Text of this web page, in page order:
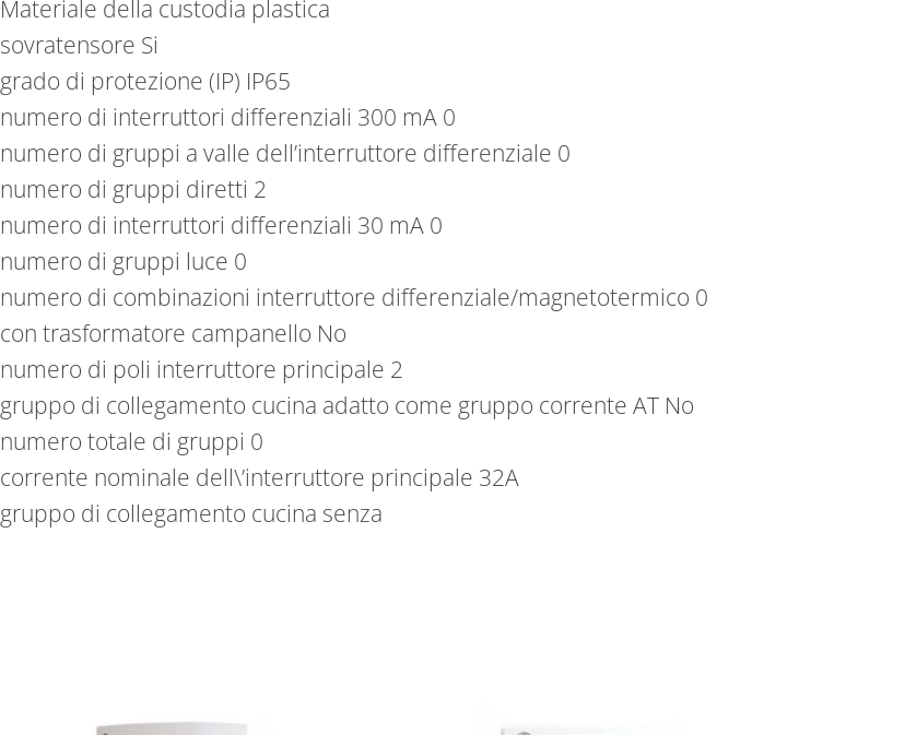
Materiale della custodia plastica
sovratensore Si
grado di protezione (IP) IP65
numero di interruttori differenziali 300 mA 0
numero di gruppi a valle dell’interruttore differenziale 0
numero di gruppi diretti 2
numero di interruttori differenziali 30 mA 0
numero di gruppi luce 0
numero di combinazioni interruttore differenziale/magnetotermico 0
con trasformatore campanello No
numero di poli interruttore principale 2
gruppo di collegamento cucina adatto come gruppo corrente AT No
numero totale di gruppi 0
corrente nominale dell\’interruttore principale 32A
gruppo di collegamento cucina senza